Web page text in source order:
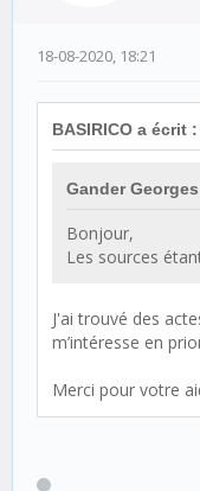
18-08-2020, 18:21
BASIRICO a écrit :
Gander
Bonjour,
Les sources
J'ai trouvé des
m’intéresse en
Merci pour votre